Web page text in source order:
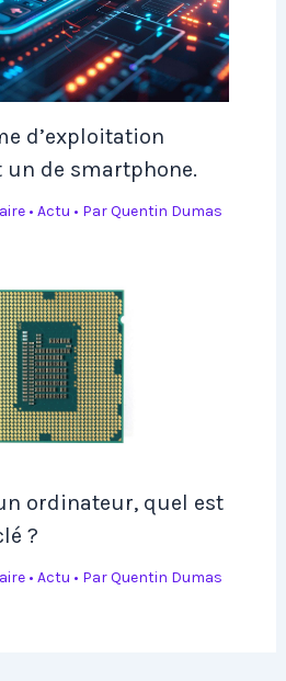
d’exploitation
un de smartphone.
• Actu • ParQuentin Dumas
ordinateur, quel est
?
• Actu • ParQuentin Dumas